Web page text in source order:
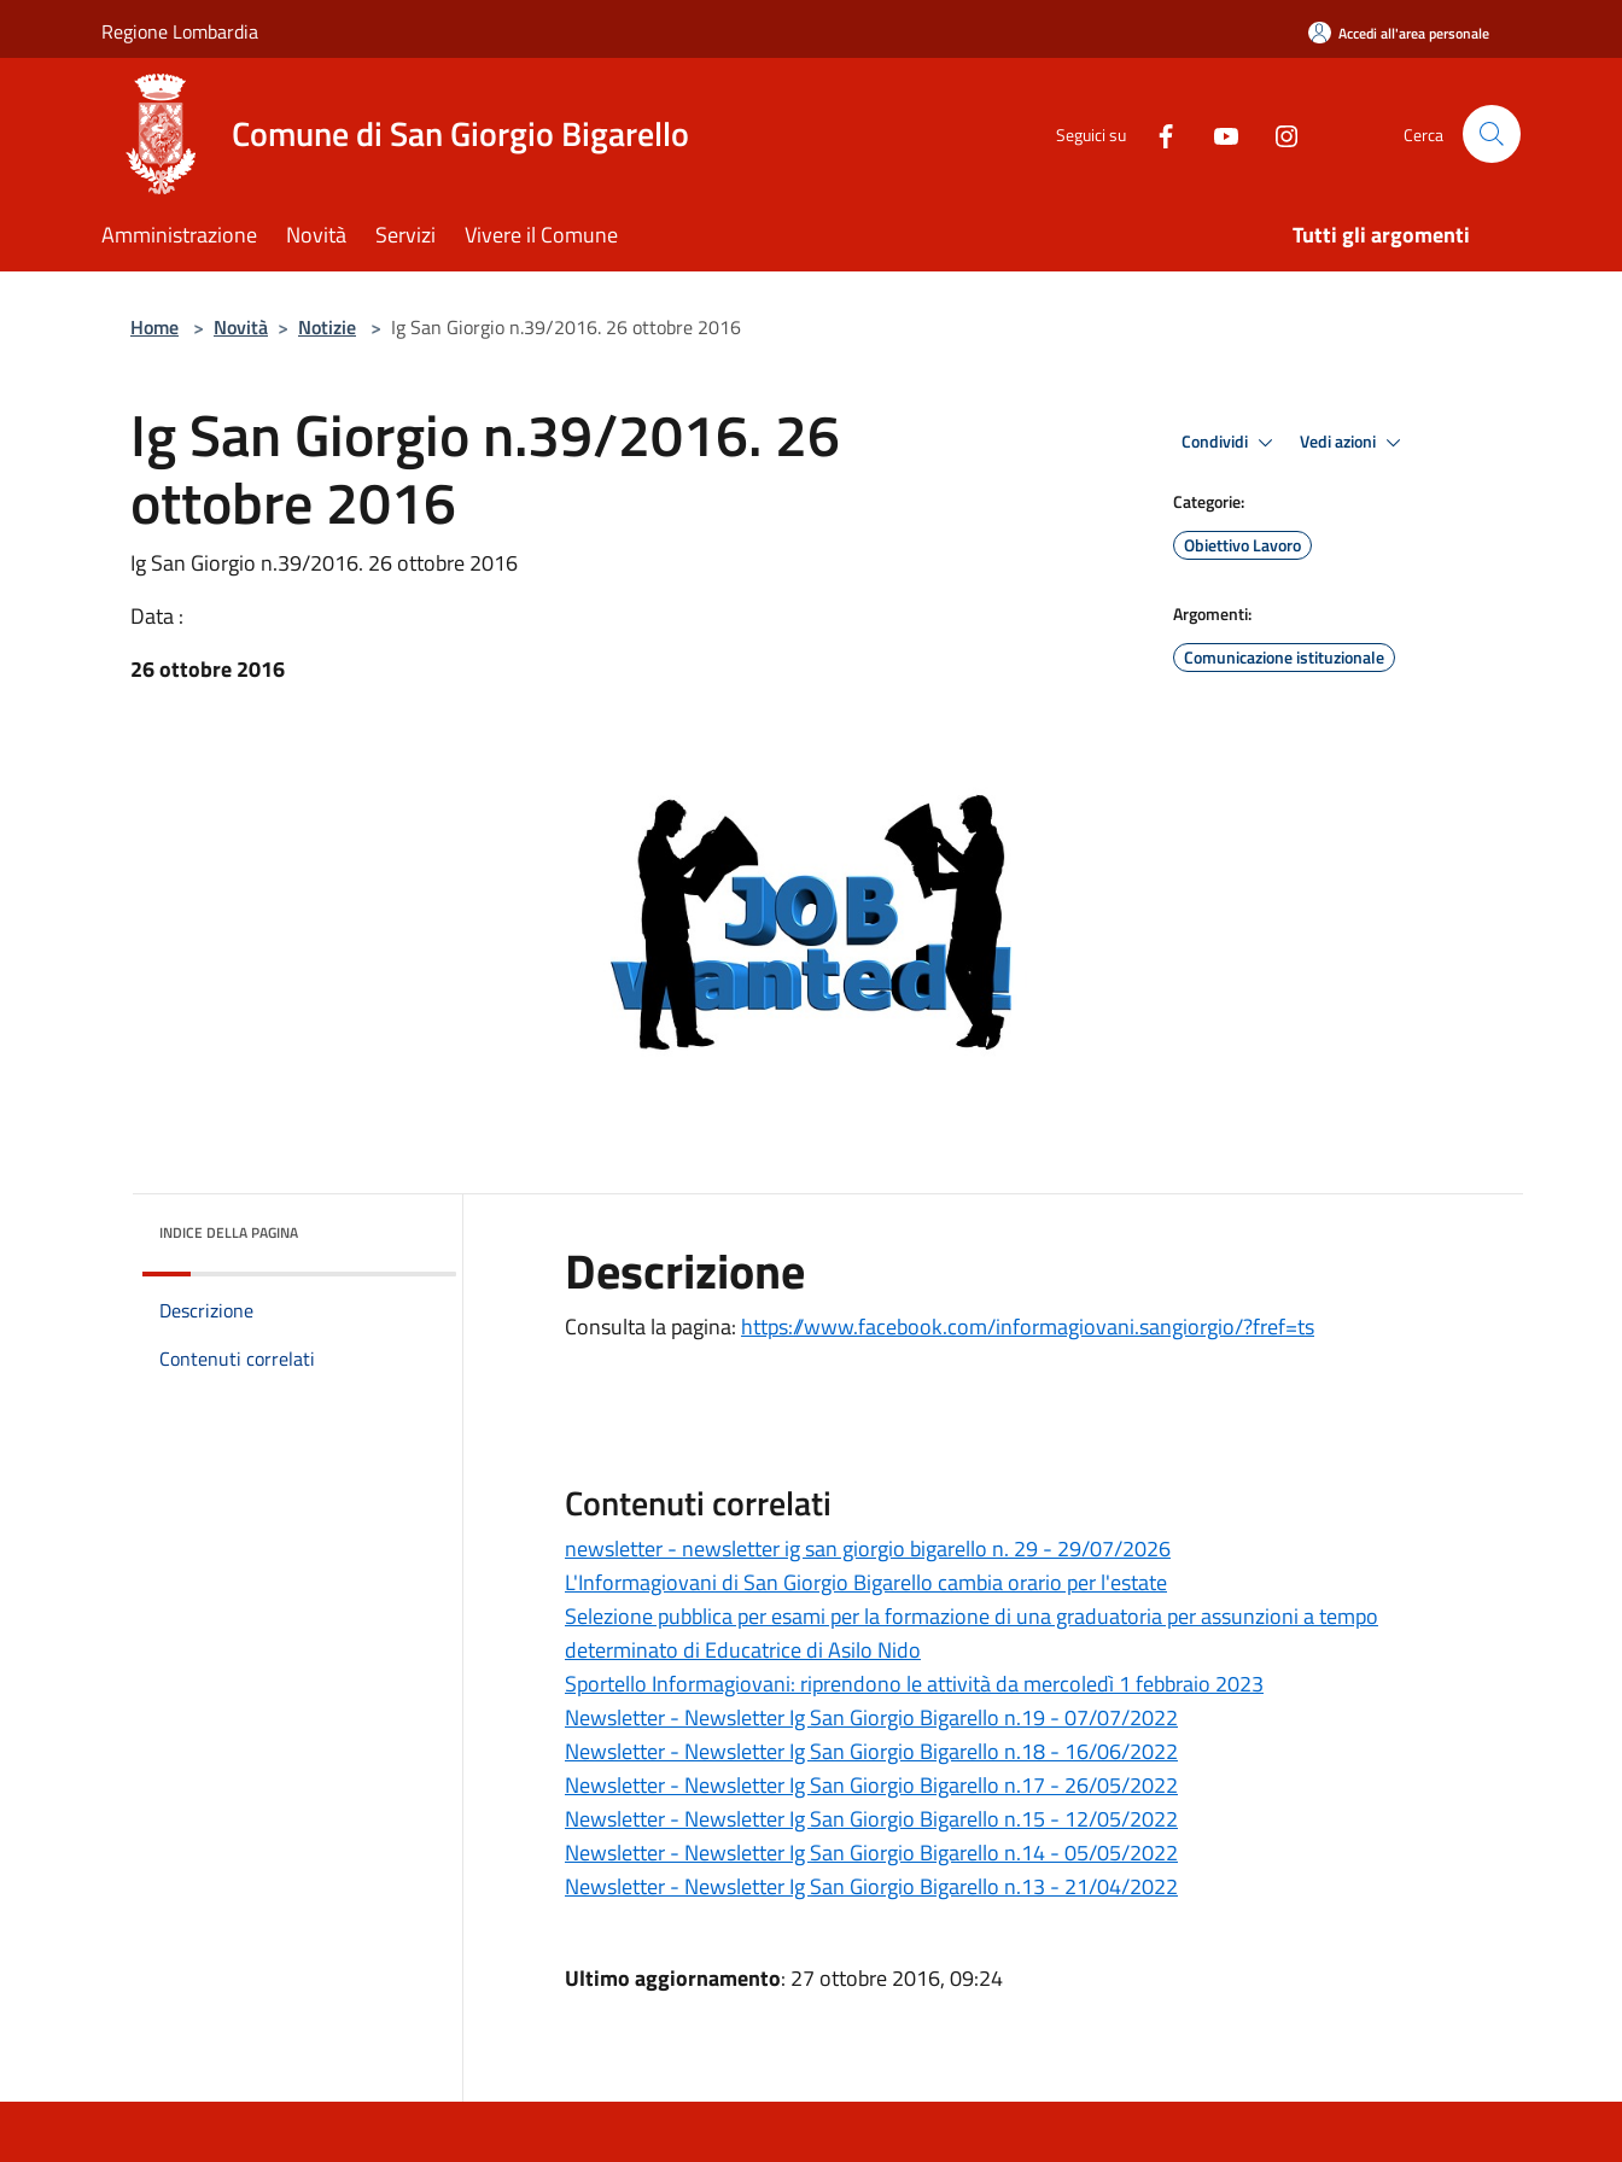
Regione Lombardia Accedi all'area personale
Comune di San Giorgio Bigarello Seguici su Cerca
Amministrazione Novità Servizi Vivere il Comune Tutti gli argomenti
Home > Novità > Notizie > Ig San Giorgio n.39/2016. 26 ottobre 2016
Ig San Giorgio n.39/2016. 26
ottobre 2016
Ig San Giorgio n.39/2016. 26 ottobre 2016
Data :
26 ottobre 2016
Condividi Vedi azioni
Categorie:
Obiettivo Lavoro
Argomenti:
Comunicazione istituzionale
INDICE DELLA PAGINA
Descrizione
Contenuti correlati
Descrizione
Consulta la pagina: https://www.facebook.com/informagiovani.sangiorgio/?fref=ts
Contenuti correlati
newsletter - newsletter ig san giorgio bigarello n. 29 - 29/07/2026
L'Informagiovani di San Giorgio Bigarello cambia orario per l'estate
Selezione pubblica per esami per la formazione di una graduatoria per assunzioni a tempo
determinato di Educatrice di Asilo Nido
Sportello Informagiovani: riprendono le attività da mercoledì 1 febbraio 2023
Newsletter - Newsletter Ig San Giorgio Bigarello n.19 - 07/07/2022
Newsletter - Newsletter Ig San Giorgio Bigarello n.18 - 16/06/2022
Newsletter - Newsletter Ig San Giorgio Bigarello n.17 - 26/05/2022
Newsletter - Newsletter Ig San Giorgio Bigarello n.15 - 12/05/2022
Newsletter - Newsletter Ig San Giorgio Bigarello n.14 - 05/05/2022
Newsletter - Newsletter Ig San Giorgio Bigarello n.13 - 21/04/2022
Ultimo aggiornamento: 27 ottobre 2016, 09:24